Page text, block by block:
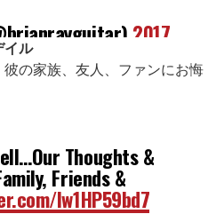
2017
イル
の家族、友人、ファンにお悔
Thoughts &
Friends &
lw1HP59bd7